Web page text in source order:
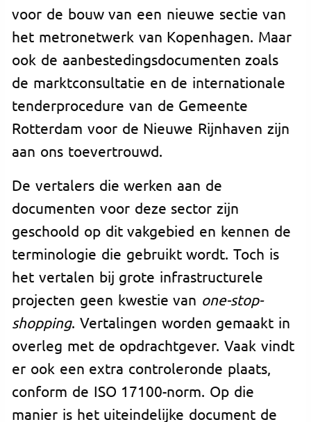
voor de bouw van een nieuwe sectie van
het metronetwerk van Kopenhagen. Maar
ook de aanbestedingsdocumenten zoals
de marktconsultatie en de internationale
tenderprocedure van de Gemeente
Rotterdam voor de Nieuwe Rijnhaven zijn
aan ons toevertrouwd.
De vertalers die werken aan de
documenten voor deze sector zijn
geschoold op dit vakgebied en kennen de
terminologie die gebruikt wordt. Toch is
het vertalen bij grote infrastructurele
projecten geen kwestie van one-stop-
shopping. Vertalingen worden gemaakt in
overleg met de opdrachtgever. Vaak vindt
er ook een extra controleronde plaats,
conform de ISO 17100-norm. Op die
manier is het uiteindelijke document de